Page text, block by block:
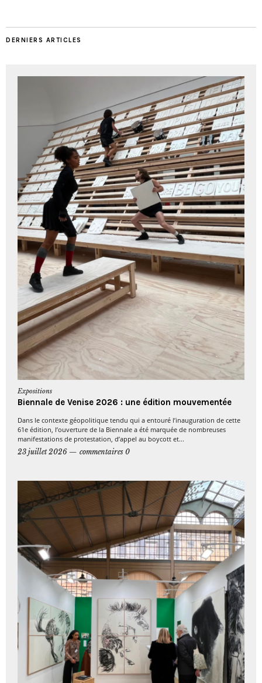
DERNIERS ARTICLES
Expositions
Biennale de Venise 2026 : une édition mouvementée
Dans le contexte géopolitique tendu qui a entouré l’inauguration de cette
61e édition, l’ouverture de la Biennale a été marquée de nombreuses
manifestations de protestation, d’appel au boycott et...
23 juillet 2026
commentaires 0